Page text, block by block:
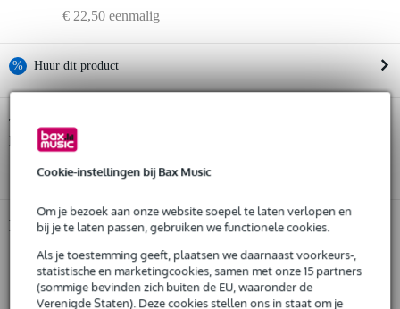
Cookie-instellingen bij Bax Music
Om je bezoek aan onze website soepel te laten verlopen en
bij je te laten passen, gebruiken we functionele cookies.
Als je toestemming geeft, plaatsen we daarnaast voorkeurs-,
statistische en marketingcookies, samen met onze 15 partners
(sommige bevinden zich buiten de EU, waaronder de
Verenigde Staten). Deze cookies stellen ons in staat om je
€ 22,50 eenmalig
% Huur dit product
Huur meerdere producten tegelijk: min. € 300,- en max.
€ 2.500,-
Gratisthuisbezorgd of op te halen in de winkel
De mogelijkheid om je product(en) met korting te kopen
Snelle vervanging door Bax Music bij een defect
Huur dit product
Twijfel je of de
past? Doe de check.
Productinformatie
Fazley DP-320
digitale piano
makkelijk te bedienen